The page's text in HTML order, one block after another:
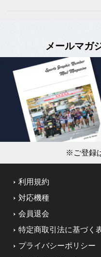
メールマガ
※ご登録
利用規約
対応機種
会員退会
特定商取引法に基づく
プライバシーポリシー